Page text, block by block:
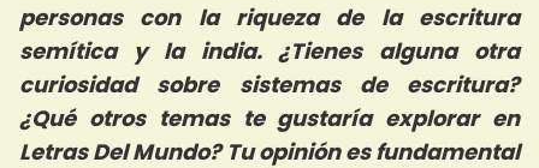
personas con la riqueza de la escritura
semítica y la india. ¿Tienes alguna otra
curiosidad sobre sistemas de escritura?
¿Qué otros temas te gustaría explorar en
Letras Del Mundo? Tu opinión es fundamental